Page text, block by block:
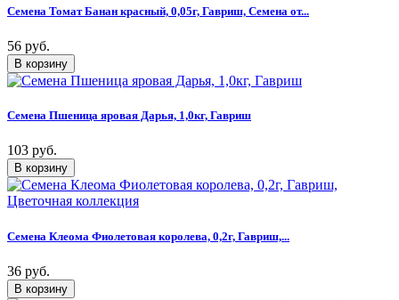
Семена Томат Банан красный, 0,05г, Гавриш, Семена от...
56 руб.
Семена Пшеница яровая Дарья, 1,0кг, Гавриш
103 руб.
Семена Клеома Фиолетовая королева, 0,2г, Гавриш,...
36 руб.